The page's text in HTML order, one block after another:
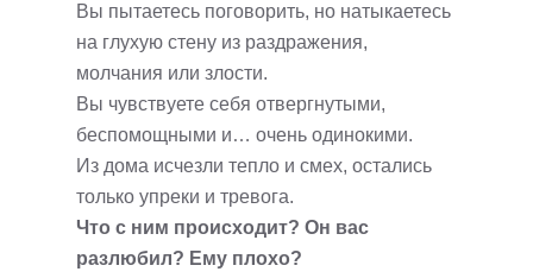
Вы пытаетесь поговорить, но натыкаетесь
на глухую стену из раздражения,
молчания или злости.
Вы чувствуете себя отвергнутыми,
беспомощными и… очень одинокими.
Из дома исчезли тепло и смех, остались
только упреки и тревога.
Что с ним происходит? Он вас
разлюбил? Ему плохо?